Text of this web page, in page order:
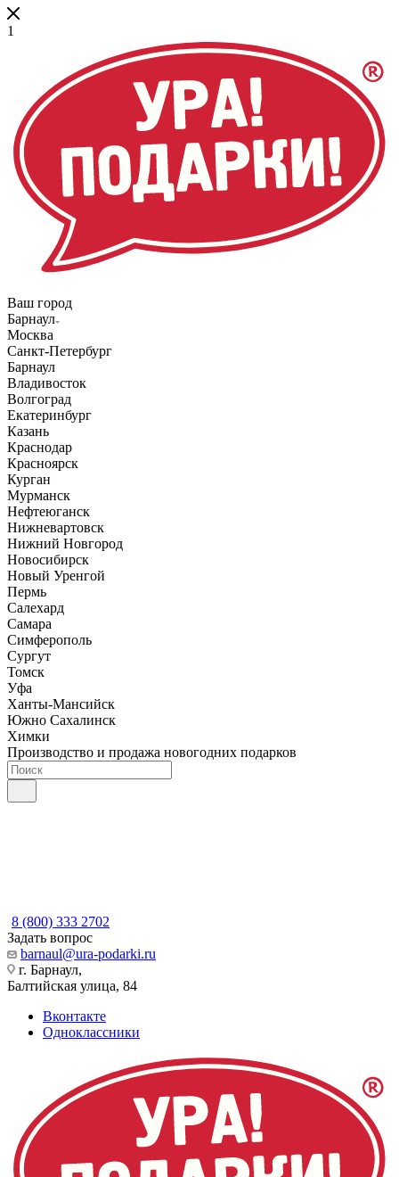
1
Ваш город
Барнаул
Москва
Санкт-Петербург
Барнаул
Владивосток
Волгоград
Екатеринбург
Казань
Краснодар
Красноярск
Курган
Мурманск
Нефтеюганск
Нижневартовск
Нижний Новгород
Новосибирск
Новый Уренгой
Пермь
Салехард
Самара
Симферополь
Сургут
Томск
Уфа
Ханты-Мансийск
Южно Сахалинск
Химки
Производство и продажа новогодних подарков
8 (800) 333 2702
Задать вопрос
barnaul@ura-podarki.ru
г. Барнаул,
Балтийская улица, 84
Вконтакте
Одноклассники